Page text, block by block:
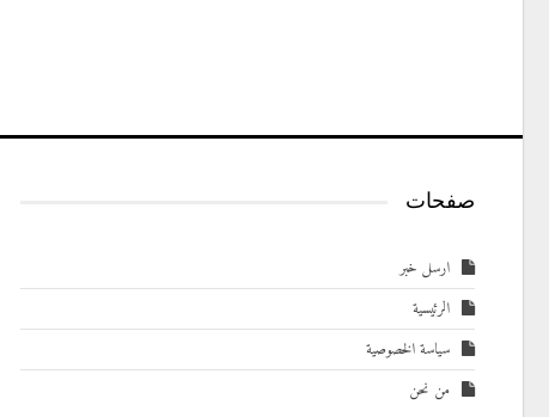
صفحات
ارسل خبر
الرئيسية
سياسة الخصوصية
من نحن